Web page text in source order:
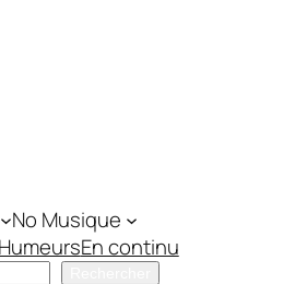
No Musique
HumeursEn continu